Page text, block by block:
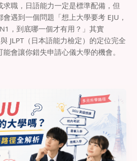
職，日語能力一定是標準配備，但
遇到一個問題「想上大學要考 EJU，
，到底哪一個才有用？」其實
JLPT（日本語能力檢定）的定位完全
會讓你錯失申請心儀大學的機會。